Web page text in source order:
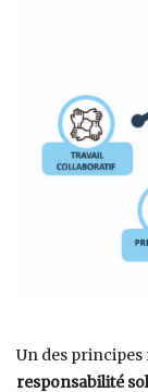
Un des
responsabilité